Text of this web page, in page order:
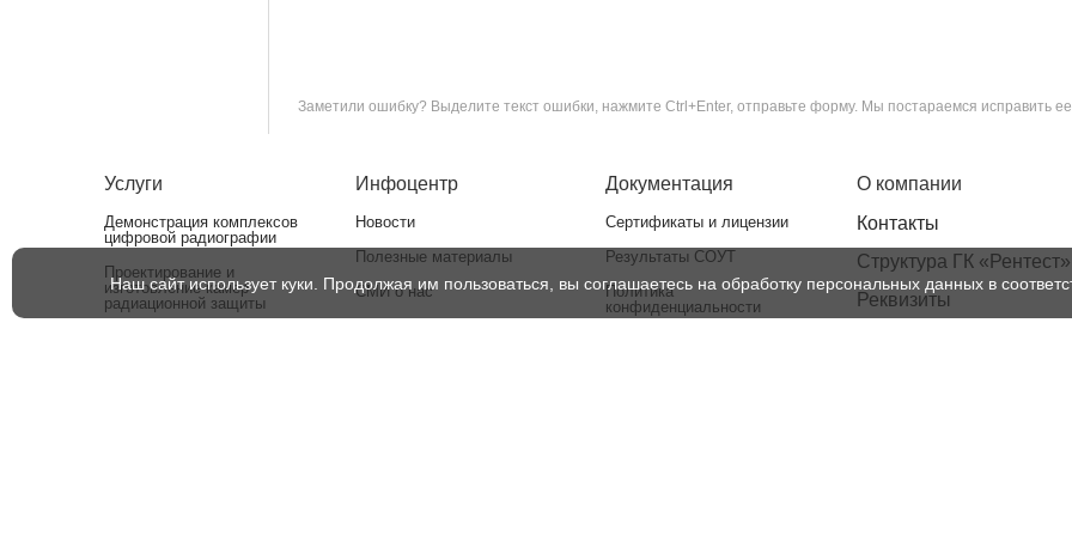
Заметили ошибку? Выделите текст ошибки, нажмите Ctrl+Enter, отправьте форму. Мы постараемся исправить
Услуги
Демонстрация комплексов
цифровой радиографии
Проектирование и
изготовление камер
радиационной защиты
Инфоцентр
Новости
Полезные материалы
СМИ о нас
Документация
Сертификаты и лицензии
Результаты СОУТ
Политика
конфиденциальности
О компании
Контакты
Структура ГК «Рентест»
Реквизиты
Наш сайт использует куки. Продолжая им пользоваться, вы соглашаетесь на обработку персональных данных в